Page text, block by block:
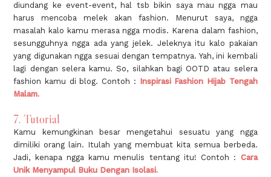
diundang ke event-event, hal tsb bikin saya mau ngga mau
harus mencoba melek akan fashion. Menurut saya, ngga
masalah kalo kamu merasa ngga modis. Karena dalam fashion,
sesungguhnya ngga ada yang jelek. Jeleknya itu kalo pakaian
yang digunakan ngga sesuai dengan tempatnya. Yah, ini kembali
lagi dengan selera kamu. So, silahkan bagi OOTD atau selera
fashion kamu di blog. Contoh : Inspirasi Fashion Hijab Tengah
Malam.
7. Tutorial
Kamu kemungkinan besar mengetahui sesuatu yang ngga
dimiliki orang lain. Itulah yang membuat kita semua berbeda.
Jadi, kenapa ngga kamu menulis tentang itu! Contoh : Cara
Unik Menyampul Buku Dengan Isolasi.